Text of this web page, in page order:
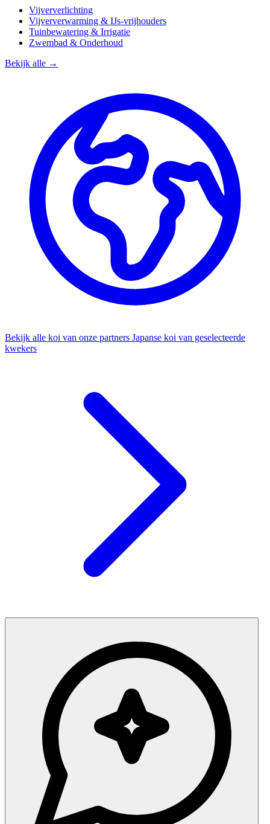
Vijververlichting
Vijververwarming & IJs-vrijhouders
Tuinbewatering & Irrigatie
Zwembad & Onderhoud
Bekijk alle →
Bekijk alle koi van onze partners Japanse koi van geselecteerde
kwekers